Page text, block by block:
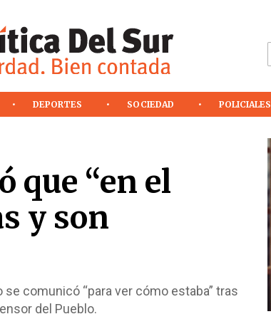
DEPORTES SOCIEDAD POLICIALES
que “en el
y son
comunicó “para ver cómo estaba” tras
del Pueblo.